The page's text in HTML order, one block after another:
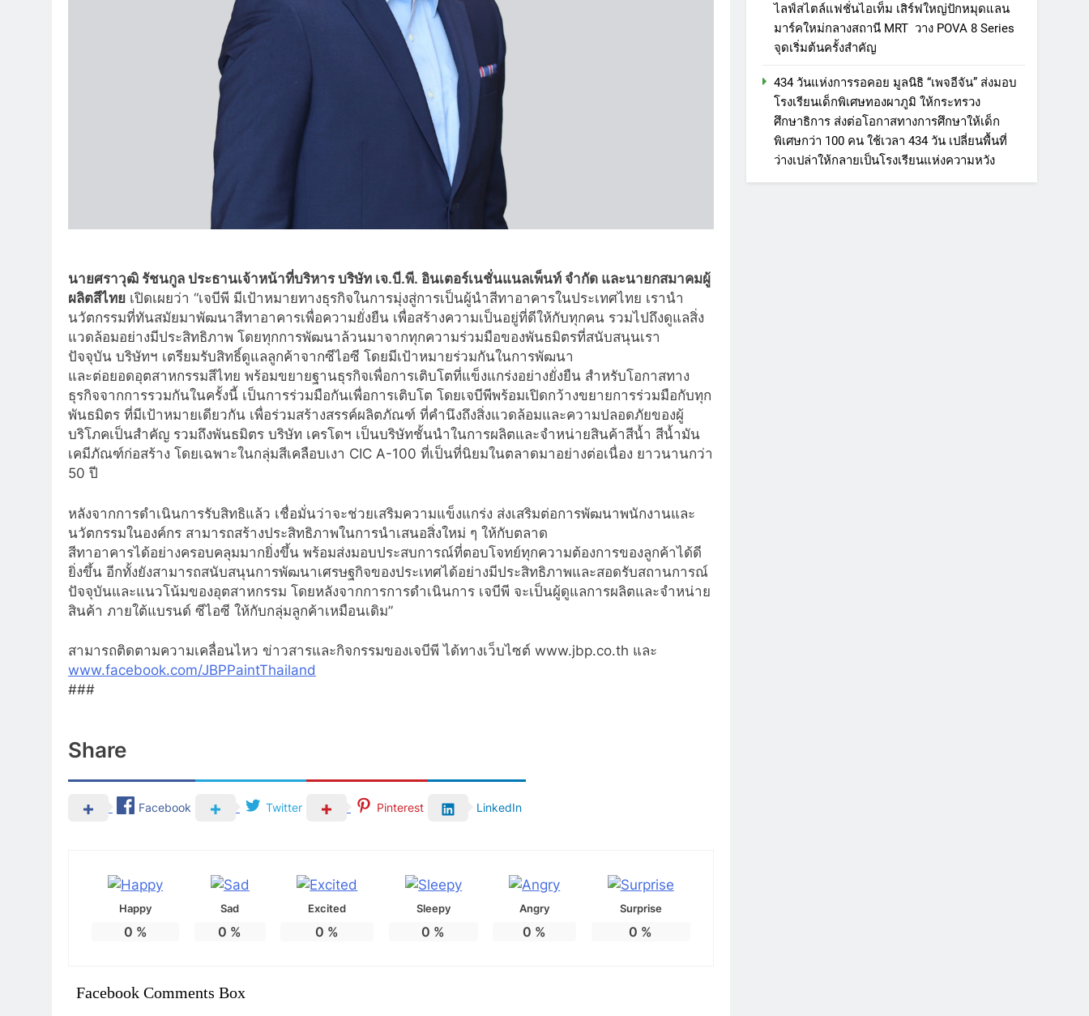
นายศราวุฒิ รัชนกูล ประธานเจ้าหน้าที่บริหาร บริษัท เจ.บี.พี. อินเตอร์เนชั่นแนลเพ็นท์ จำกัด และนายกสมาคมผู้
ผลิตสีไทย เปิดเผยว่า “เจบีพี มีเป้าหมายทางธุรกิจในการมุ่งสู่การเป็นผู้นำสีทาอาคารในประเทศไทย เรานำ
นวัตกรรมที่ทันสมัยมาพัฒนาสีทาอาคารเพื่อความยั่งยืน เพื่อสร้างความเป็นอยู่ที่ดีให้กับทุกคน รวมไปถึงดูแลสิ่ง
แวดล้อมอย่างมีประสิทธิภาพ โดยทุกการพัฒนาล้วนมาจากทุกความร่วมมือของพันธมิตรที่สนับสนุนเรา
ปัจจุบัน บริษัทฯ เตรียมรับสิทธิ์ดูแลลูกค้าจากซีไอซี โดยมีเป้าหมายร่วมกันในการพัฒนา
และต่อยอดอุตสาหกรรมสีไทย พร้อมขยายฐานธุรกิจเพื่อการเติบโตที่แข็งแกร่งอย่างยั่งยืน สำหรับโอกาสทาง
ธุรกิจจากการรวมกันในครั้งนี้ เป็นการร่วมมือกันเพื่อการเติบโต โดยเจบีพีพร้อมเปิดกว้างขยายการร่วมมือกับทุก
พันธมิตร ที่มีเป้าหมายเดียวกัน เพื่อร่วมสร้างสรรค์ผลิตภัณฑ์ ที่คำนึงถึงสิ่งแวดล้อมและความปลอดภัยของผู้
บริโภคเป็นสำคัญ รวมถึงพันธมิตร บริษัท เครโดฯ เป็นบริษัทชั้นนำในการผลิตและจำหน่ายสินค้าสีน้ำ สีน้ำมัน
เคมีภัณฑ์ก่อสร้าง โดยเฉพาะในกลุ่มสีเคลือบเงา CIC A-100 ที่เป็นที่นิยมในตลาดมาอย่างต่อเนื่อง ยาวนานกว่า
50 ปี
หลังจากการดำเนินการรับสิทธิแล้ว เชื่อมั่นว่าจะช่วยเสริมความแข็งแกร่ง ส่งเสริมต่อการพัฒนาพนักงานและ
นวัตกรรมในองค์กร สามารถสร้างประสิทธิภาพในการนำเสนอสิ่งใหม่ ๆ ให้กับตลาด
สีทาอาคารได้อย่างครอบคลุมมากยิ่งขึ้น พร้อมส่งมอบประสบการณ์ที่ตอบโจทย์ทุกความต้องการของลูกค้าได้ดี
ยิ่งขึ้น อีกทั้งยังสามารถสนับสนุนการพัฒนาเศรษฐกิจของประเทศได้อย่างมีประสิทธิภาพและสอดรับสถานการณ์
ปัจจุบันและแนวโน้มของอุตสาหกรรม โดยหลังจากการการดำเนินการ เจบีพี จะเป็นผู้ดูแลการผลิตและจำหน่าย
สินค้า ภายใต้แบรนด์ ซีไอซี ให้กับกลุ่มลูกค้าเหมือนเดิม”
สามารถติดตามความเคลื่อนไหว ข่าวสารและกิจกรรมของเจบีพี ได้ทางเว็บไซต์ www.jbp.co.th และ
www.facebook.com/JBPPaintThailand
###
Share
Facebook Twitter Pinterest LinkedIn
Happy
0 %
Sad
0 %
Excited
0 %
Sleepy
0 %
Angry
0 %
Surprise
0 %
Facebook Comments Box
ไลฟ์สไตล์แฟชั่นไอเท็ม เสิร์ฟใหญ่ปักหมุดแลน
มาร์คใหม่กลางสถานี MRT วาง POVA 8 Series
จุดเริ่มต้นครั้งสำคัญ
434 วันแห่งการรอคอย มูลนิธิ “เพจอีจัน” ส่งมอบ
โรงเรียนเด็กพิเศษทองผาภูมิ ให้กระทรวง
ศึกษาธิการ ส่งต่อโอกาสทางการศึกษาให้เด็ก
พิเศษกว่า 100 คน ใช้เวลา 434 วัน เปลี่ยนพื้นที่
ว่างเปล่าให้กลายเป็นโรงเรียนแห่งความหวัง